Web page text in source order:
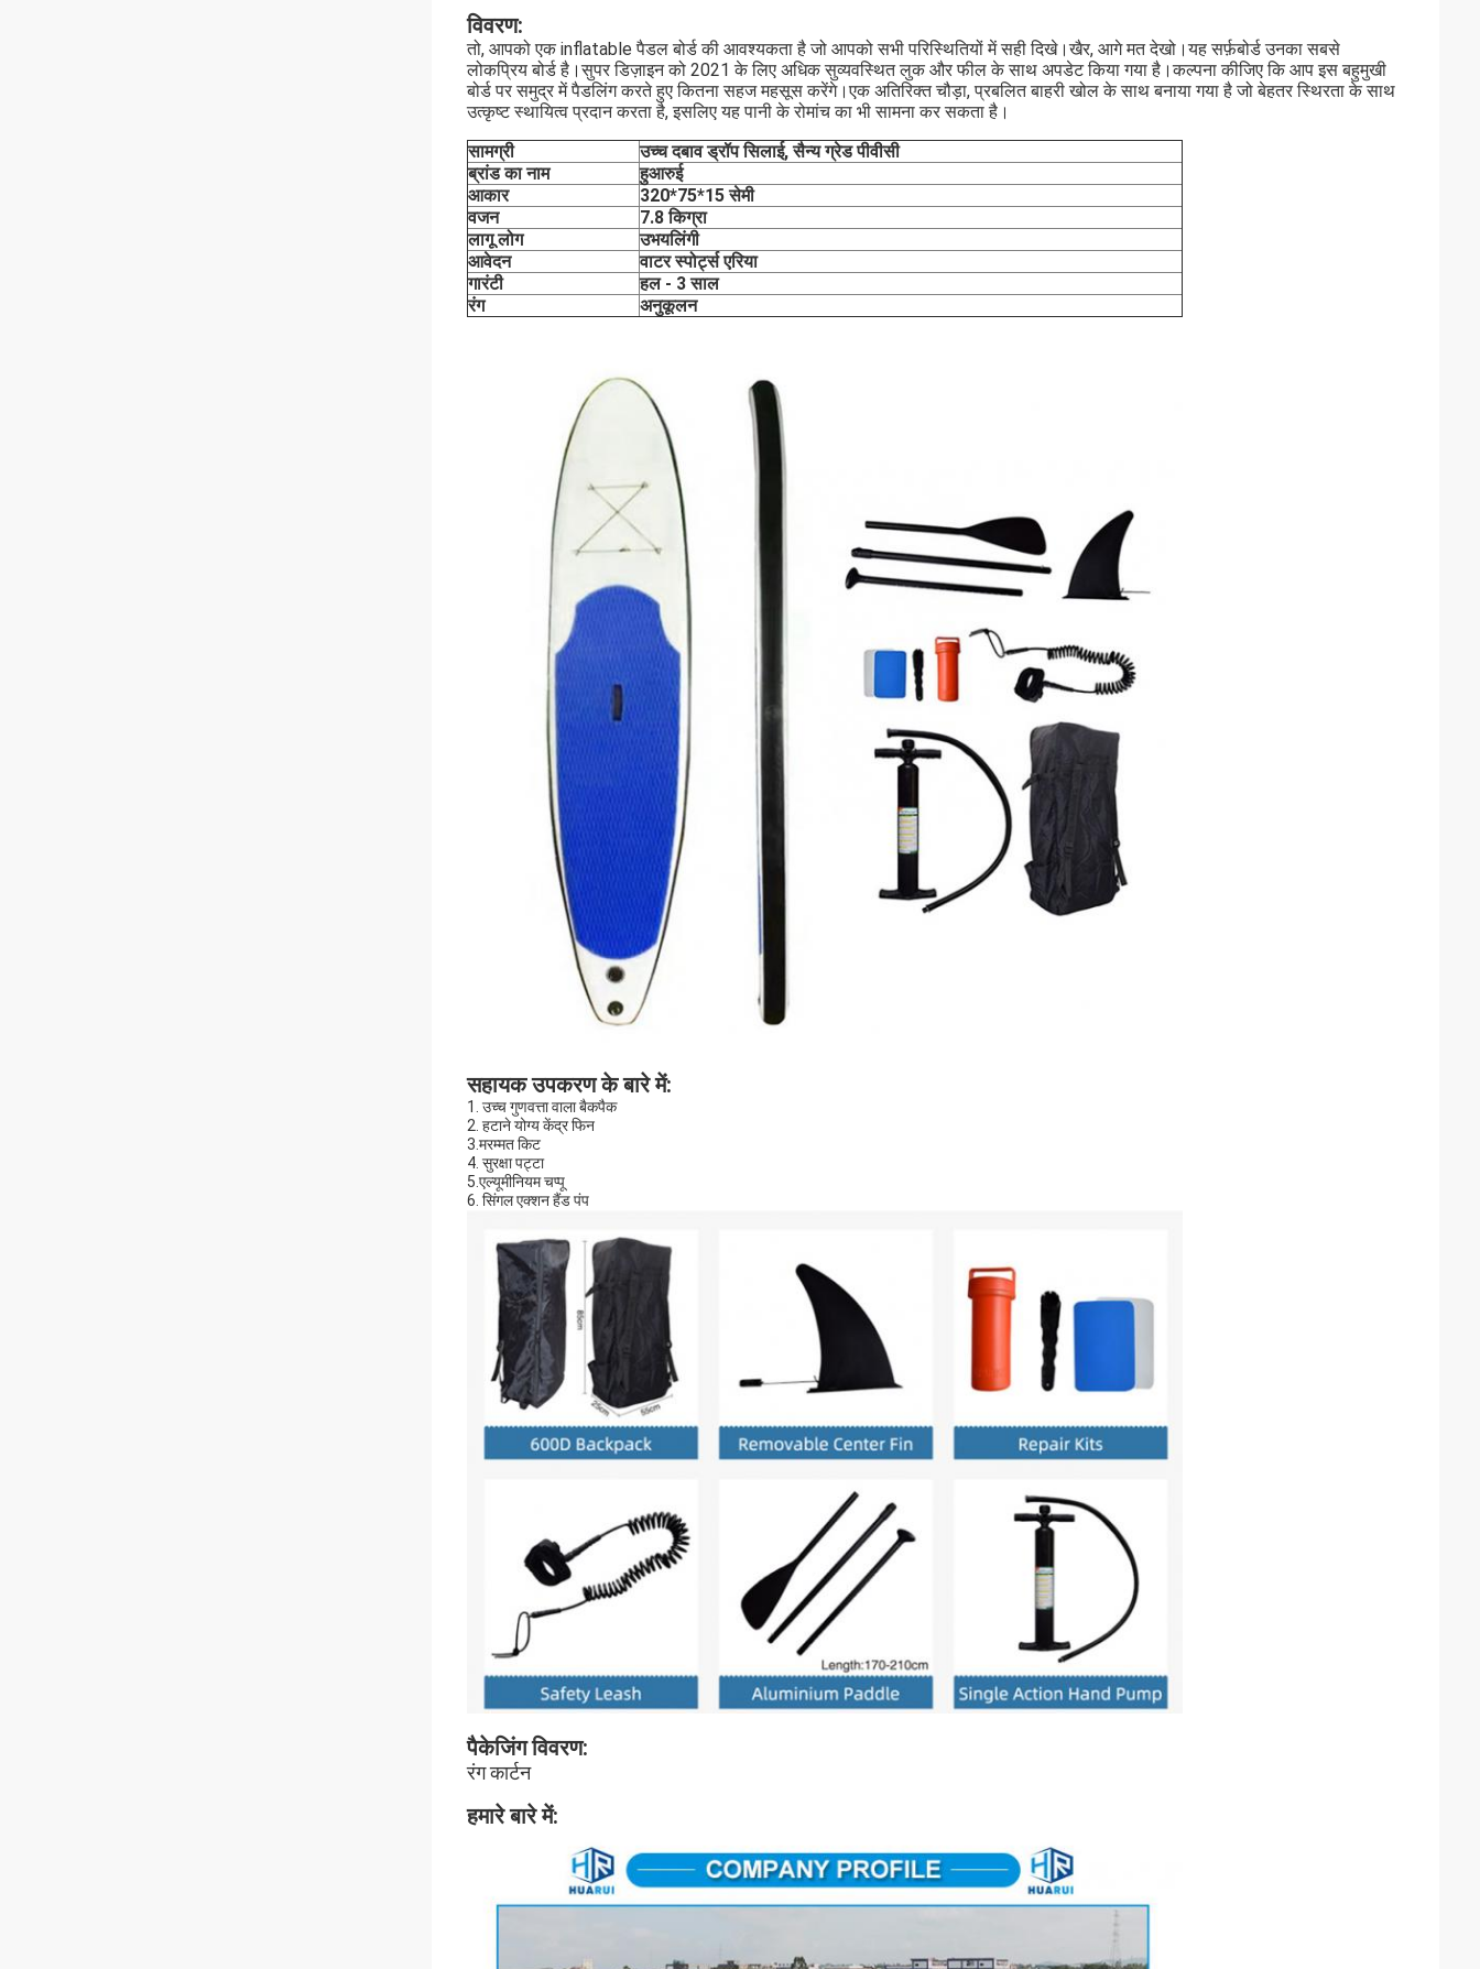
विवरण:
तो, आपको एक inflatable पैडल बोर्ड की आवश्यकता है जो आपको सभी परिस्थितियों में सही दिखे।खैर, आगे मत देखो।यह सर्फ़बोर्ड उनका सबसे
लोकप्रिय बोर्ड है।सुपर डिज़ाइन को 2021 के लिए अधिक सुव्यवस्थित लुक और फील के साथ अपडेट किया गया है।कल्पना कीजिए कि आप इस बहुमुखी
बोर्ड पर समुद्र में पैडलिंग करते हुए कितना सहज महसूस करेंगे।एक अतिरिक्त चौड़ा, प्रबलित बाहरी खोल के साथ बनाया गया है जो बेहतर स्थिरता के साथ
उत्कृष्ट स्थायित्व प्रदान करता है, इसलिए यह पानी के रोमांच का भी सामना कर सकता है।
सामग्री
उच्च दबाव ड्रॉप सिलाई, सैन्य ग्रेड पीवीसी
ब्रांड का नाम
हुआरुई
आकार
320*75*15 सेमी
वजन
7.8 किग्रा
लागू लोग
उभयलिंगी
आवेदन
वाटर स्पोर्ट्स एरिया
गारंटी
हल - 3 साल
रंग
अनुकूलन
सहायक उपकरण के बारे में:
1. उच्च गुणवत्ता वाला बैकपैक
2. हटाने योग्य केंद्र फिन
3.मरम्मत किट
4. सुरक्षा पट्टा
5.एल्यूमीनियम चप्पू
6. सिंगल एक्शन हैंड पंप
पैकेजिंग विवरण:
रंग कार्टन
हमारे बारे में: